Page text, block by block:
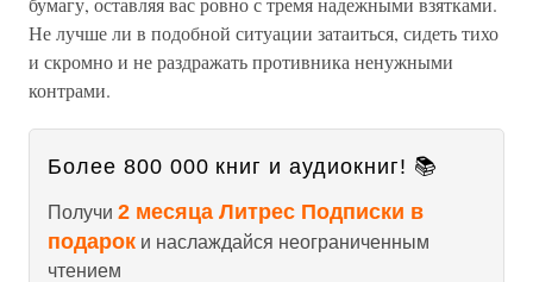
Не лучше ли в подобной ситуации затаиться, сидеть тихо
и скромно и не раздражать противника ненужными
контрами.
Более 800 000 книг и аудиокниг! 📚
Получи 2 месяца Литрес Подписки в
подарок и наслаждайся неограниченным
чтением